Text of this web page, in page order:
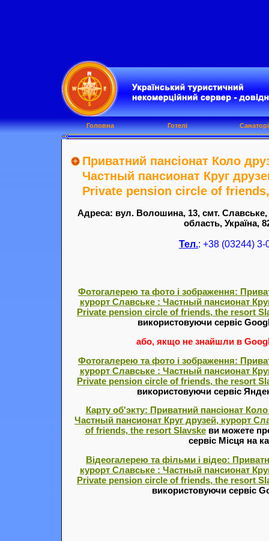
Приватний пансіонат Коло
Частный пансионат Круг
Private pension circle of
Адреса: вул. Волошина, 13, смт. Славське,
область, Україна,
Тел.: +38 (03244) 3-
Фотогалерею та фото і зображення:
курорт Славське : Частный пансионат
Private pension circle of friends, the resort
використовуючи сервіс
або, якщо не знайшли в
Фотогалерею та фото і зображення:
курорт Славське : Частный пансионат
Private pension circle of friends, the resort
використовуючи сервіс
Карту об'экту: Приватний пансіонат
Частный пансионат Круг друзей, курорт
of friends, the resort Slavskeви можете
сервіс Місця на
Відеогалерею та фільми і відео:
курорт Славське : Частный пансионат
Private pension circle of friends, the resort
використовуючи сервіс
Головна Готелі